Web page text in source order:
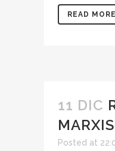
READ MORE
11 DIC
Posted at